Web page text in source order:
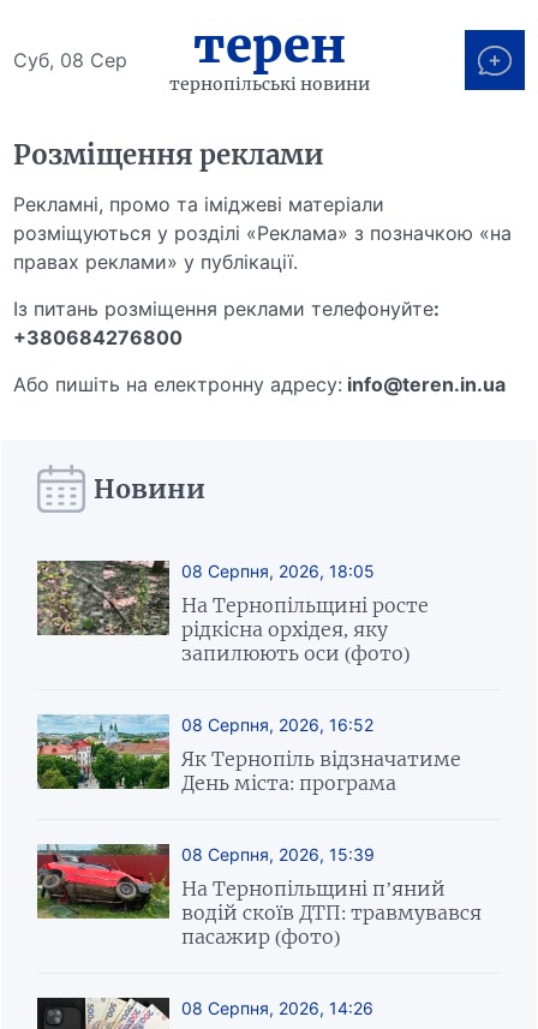
Суб, 08 Сер терен
тернопільські новини
Розміщення реклами
Рекламні, промо та іміджеві матеріали
розміщуються у розділі «Реклама» з позначкою «на
правах реклами» у публікації.
Із питань розміщення реклами телефонуйте:
+380684276800
Або пишіть на електронну адресу: info@teren.in.ua
Новини
08 Серпня, 2026, 18:05
На Тернопільщині росте
рідкісна орхідея, яку
запилюють оси (фото)
08 Серпня, 2026, 16:52
Як Тернопіль відзначатиме
День міста: програма
08 Серпня, 2026, 15:39
На Тернопільщині п’яний
водій скоїв ДТП: травмувався
пасажир (фото)
08 Серпня, 2026, 14:26